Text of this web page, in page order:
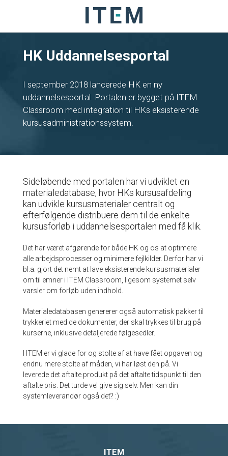
HK Uddannelsesportal
I september 2018 lancerede HK en ny
uddannelsesportal. Portalen er bygget på ITEM
Classroom med integration til HKs eksisterende
kursusadministrationssystem.
Sideløbende med portalen har vi udviklet en
materialedatabase, hvor HKs kursusafdeling
kan udvikle kursusmaterialer centralt og
efterfølgende distribuere dem til de enkelte
kursusforløb i uddannelsesportalen med få klik.
Det har været afgørende for både HK og os at optimere
alle arbejdsprocesser og minimere fejlkilder. Derfor har vi
bl.a. gjort det nemt at lave eksisterende kursusmaterialer
om til emner i ITEM Classroom, ligesom systemet selv
varsler om forløb uden indhold.
Materialedatabasen genererer også automatisk pakker til
trykkeriet med de dokumenter, der skal trykkes til brug på
kurserne, inklusive detaljerede følgesedler.
I ITEM er vi glade for og stolte af at have fået opgaven og
endnu mere stolte af måden, vi har løst den på. Vi
leverede det aftalte produkt på det aftalte tidspunkt til den
aftalte pris. Det turde vel give sig selv. Men kan din
systemleverandør også det? :)
ITEM